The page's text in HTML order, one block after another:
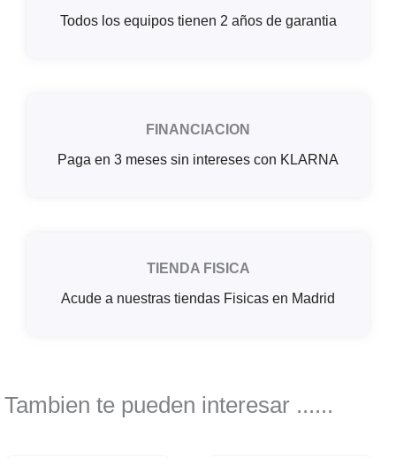
Todos los equipos tienen 2 años de garantia
FINANCIACION
Paga en 3 meses sin intereses con KLARNA
TIENDA FISICA
Acude a nuestras tiendas Fisicas en Madrid
Tambien te pueden interesar ......